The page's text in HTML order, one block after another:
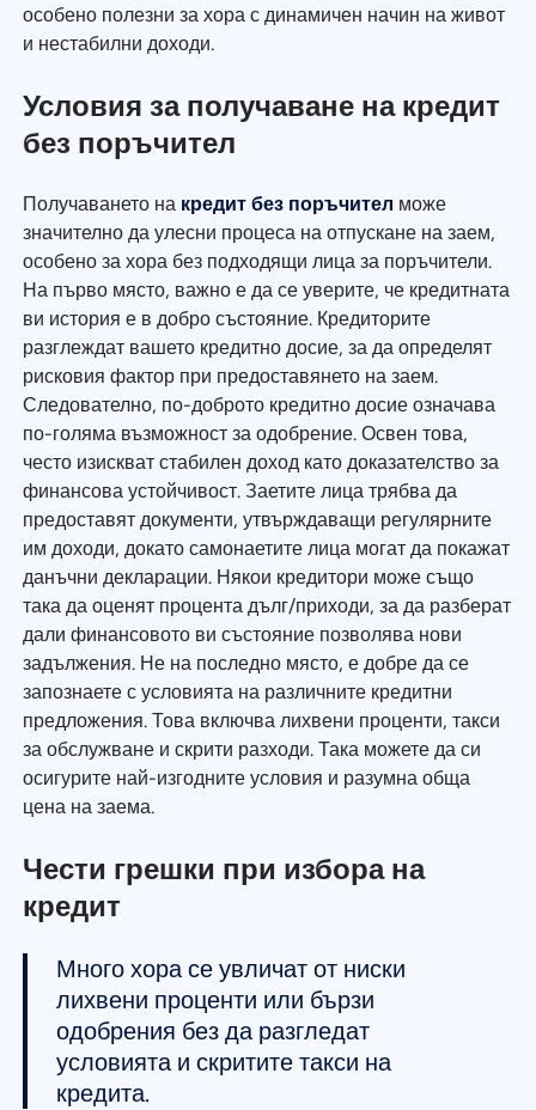
особено полезни за хора с динамичен начин на живот
и нестабилни доходи.
Условия за получаване на кредит
без поръчител
Получаването на кредит без поръчител може
значително да улесни процеса на отпускане на заем,
особено за хора без подходящи лица за поръчители.
На първо място, важно е да се уверите, че кредитната
ви история е в добро състояние. Кредиторите
разглеждат вашето кредитно досие, за да определят
рисковия фактор при предоставянето на заем.
Следователно, по-доброто кредитно досие означава
по-голяма възможност за одобрение. Освен това,
често изискват стабилен доход като доказателство за
финансова устойчивост. Заетите лица трябва да
предоставят документи, утвърждаващи регулярните
им доходи, докато самонаетите лица могат да покажат
данъчни декларации. Някои кредитори може също
така да оценят процента дълг/приходи, за да разберат
дали финансовото ви състояние позволява нови
задължения. Не на последно място, е добре да се
запознаете с условията на различните кредитни
предложения. Това включва лихвени проценти, такси
за обслужване и скрити разходи. Така можете да си
осигурите най-изгодните условия и разумна обща
цена на заема.
Чести грешки при избора на
кредит
Много хора се увличат от ниски
лихвени проценти или бързи
одобрения без да разгледат
условията и скритите такси на
кредита.